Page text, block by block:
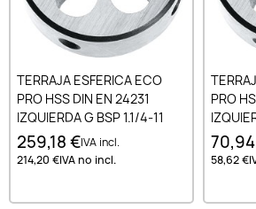
TERRAJA ESFERICA ECO
PRO HSS DIN EN 24231
IZQUIERDA G BSP 1.1/4-11
259,18 €IVA incl.
214,20 €IVA no incl.
PRO
58,62 €